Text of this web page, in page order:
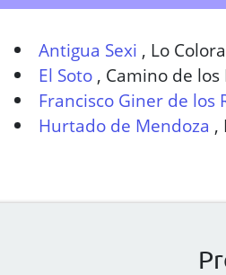
Antigua Sexi , Lo
El Soto , Camino de
Francisco Giner de los
Hurtado de Mendoza ,